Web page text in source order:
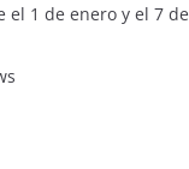
el 1 de enero y el 7 de